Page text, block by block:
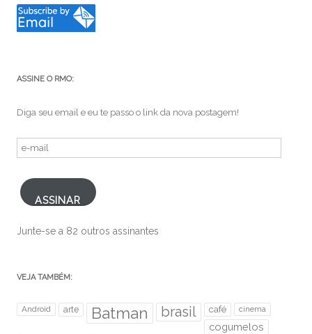
ASSINE O RMO:
Diga seu email e eu te passo o link da nova postagem!
e-
ASSINAR
Junte-se a 82 outros assinantes
VEJA TAMBÉM:
Android arte Batman brasil café cinema
cogumelos